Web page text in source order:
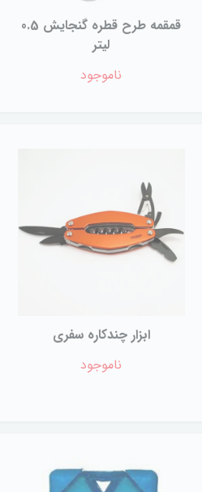
قمقمه طرح قطره گنجایش 0.5
لیتر
ناموجود
ابزار چندکاره سفری
ناموجود